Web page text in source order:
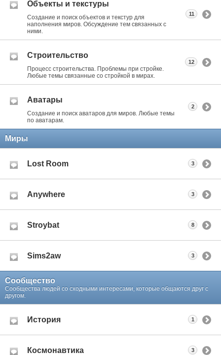
Объекты и текстуры
Создание и поиск объектов и текстур для
наполнения миров. Обсуждение тем связанных с
ними.
11
Строительство
Процесс строительства. Проблемы при стройке.
Любые темы связанные со стройкой в мирах.
12
Аватары
Создание и поиск аватаров для миров. Любые темы
по аватарам.
2
Миры
Lost Room 3
Anywhere 3
Stroybat 8
Sims2aw 3
Сообщество
Сообщества людей со сходными интересами, которые общаются друг с
другом.
История 1
Космонавтика 3